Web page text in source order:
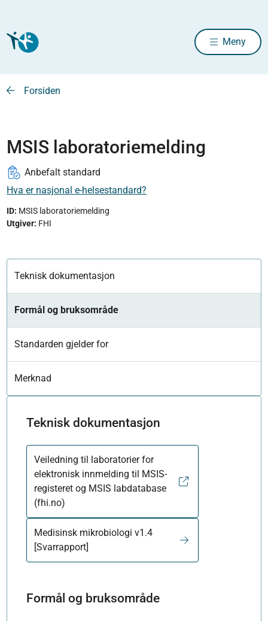
Meny
Forsiden
MSIS laboratoriemelding
Anbefalt standard
Hva er nasjonal e-helsestandard?
ID: MSIS laboratoriemelding
Utgiver: FHI
Teknisk dokumentasjon
Formål og bruksområde
Standarden gjelder for
Merknad
Teknisk dokumentasjon
Veiledning til laboratorier for
elektronisk innmelding til MSIS-
registeret og MSIS labdatabase
(fhi.no)
Medisinsk mikrobiologi v1.4
[Svarrapport]
Formål og bruksområde